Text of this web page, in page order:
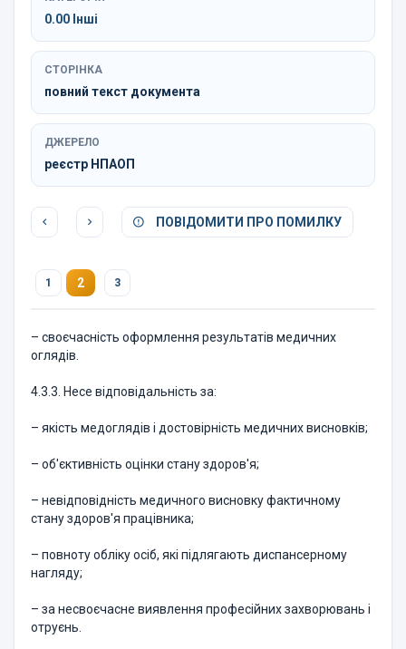
0.00 Інші
СТОРІНКА
повний текст документа
ДЖЕРЕЛО
реєстр НПАОП
ПОВІДОМИТИ ПРО ПОМИЛКУ
1 2 3
– своєчасність оформлення результатів медичних
оглядів.
4.3.3. Несе відповідальність за:
– якість медоглядів і достовірність медичних висновків;
– об'єктивність оцінки стану здоров'я;
– невідповідність медичного висновку фактичному
стану здоров'я працівника;
– повноту обліку осіб, які підлягають диспансерному
нагляду;
– за несвоєчасне виявлення професійних захворювань і
отруєнь.